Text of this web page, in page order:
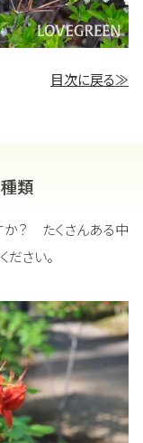
目次に戻る≫
類
？ たくさんある中
さい。